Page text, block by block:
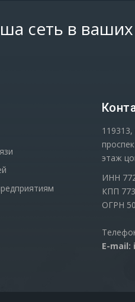
сеть в ваших
этаж
ИНН
КПП
ОГРН
E-mail: